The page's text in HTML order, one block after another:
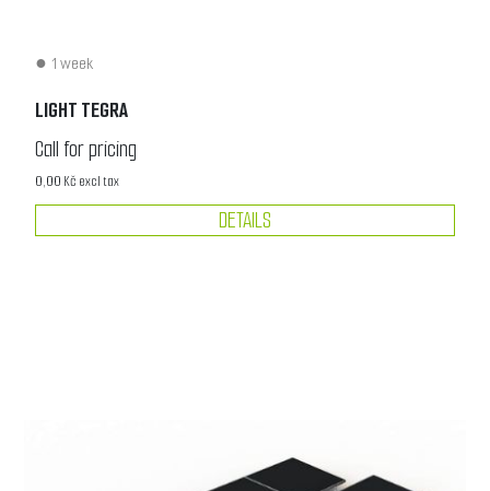
1 week
LIGHT TEGRA
Call for pricing
0,00 Kč excl tax
DETAILS